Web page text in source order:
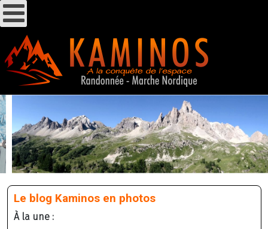
Le blog Kaminos en photos
À la une :